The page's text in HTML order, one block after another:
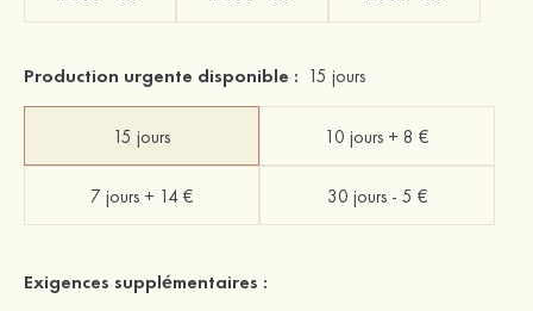
Production urgente disponible : 15 jours
15 jours 10 jours + 8 €
7 jours + 14 € 30 jours - 5 €
Exigences supplémentaires :